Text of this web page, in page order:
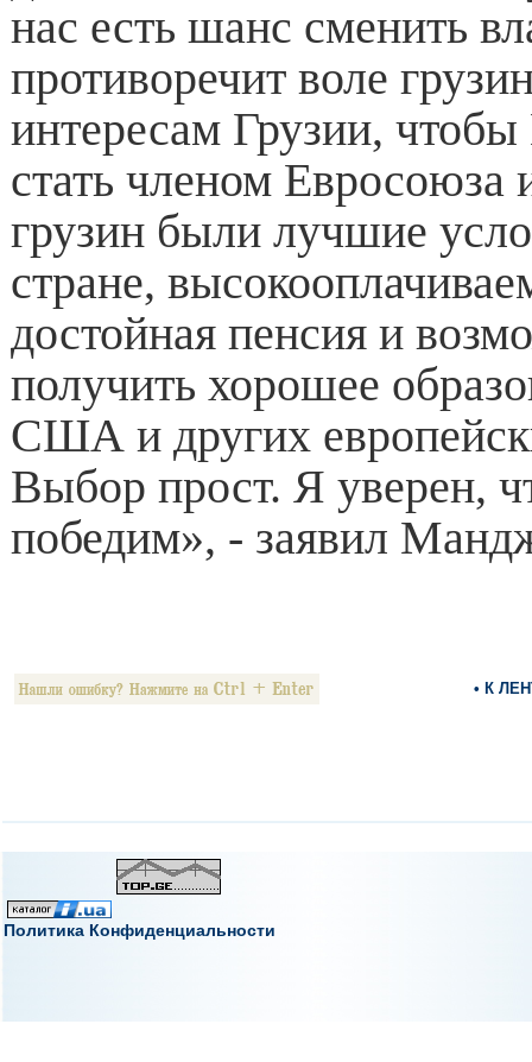
нас есть шанс сменить
противоречит воле
интересам Грузии, чтобы
стать членом
грузин были лучшие
стране,
достойная пенсия и
получить хорошее
США и других
Выбор прост. Я уверен,
победим», - заявил
• К
Политика Конфиденциальности